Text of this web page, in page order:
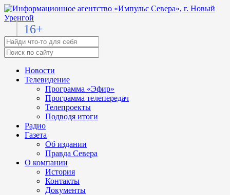
16+
Новости
Телевидение
Программа «Эфир»
Программа телепередач
Телепроекты
Подводя итоги
Радио
Газета
Об издании
Правда Севера
О компании
История
Контакты
Документы